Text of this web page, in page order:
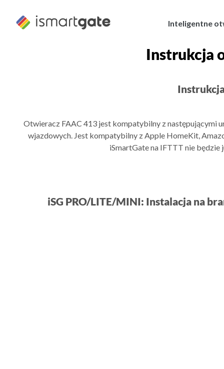
treści
Inteligentne
Instrukcja
Otwieracz FAAC 413 jest kompatybilny z następującymi
wjazdowych. Jest kompatybilny z Apple HomeKit,
iSmartGate na IFTTT nie będzie
iSG PRO/LITE/MINI: Instalacja na